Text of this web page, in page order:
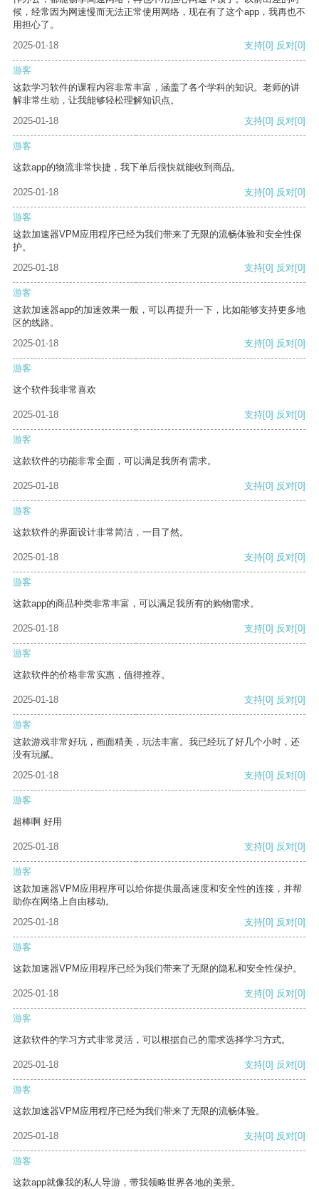
候，经常因为网速慢而无法正常使用网络，现在有了这个app，我再也不
用担心了。
2025-01-18
支持[0] 反对[0]
游客
这款学习软件的课程内容非常丰富，涵盖了各个学科的知识。老师的讲
解非常生动，让我能够轻松理解知识点。
2025-01-18
支持[0] 反对[0]
游客
这款app的物流非常快捷，我下单后很快就能收到商品。
2025-01-18 支持[0] 反对[0]
游客
这款加速器VPM应用程序已经为我们带来了无限的流畅体验和安全性保
护。
2025-01-18
支持[0] 反对[0]
游客
这款加速器app的加速效果一般，可以再提升一下，比如能够支持更多地
区的线路。
2025-01-18
支持[0] 反对[0]
游客
这个软件我非常喜欢
2025-01-18 支持[0] 反对[0]
游客
这款软件的功能非常全面，可以满足我所有需求。
2025-01-18 支持[0] 反对[0]
游客
这款软件的界面设计非常简洁，一目了然。
2025-01-18 支持[0] 反对[0]
游客
这款app的商品种类非常丰富，可以满足我所有的购物需求。
2025-01-18 支持[0] 反对[0]
游客
这款软件的价格非常实惠，值得推荐。
2025-01-18 支持[0] 反对[0]
游客
这款游戏非常好玩，画面精美，玩法丰富。我已经玩了好几个小时，还
没有玩腻。
2025-01-18
支持[0] 反对[0]
游客
超棒啊 好用
2025-01-18 支持[0] 反对[0]
游客
这款加速器VPM应用程序可以给你提供最高速度和安全性的连接，并帮
助你在网络上自由移动。
2025-01-18
支持[0] 反对[0]
游客
这款加速器VPM应用程序已经为我们带来了无限的隐私和安全性保护。
2025-01-18 支持[0] 反对[0]
游客
这款软件的学习方式非常灵活，可以根据自己的需求选择学习方式。
2025-01-18 支持[0] 反对[0]
游客
这款加速器VPM应用程序已经为我们带来了无限的流畅体验。
2025-01-18 支持[0] 反对[0]
游客
这款app就像我的私人导游，带我领略世界各地的美景。